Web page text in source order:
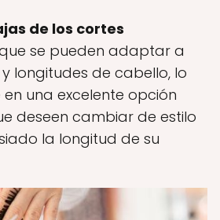
de los cortes
se pueden adaptar a
longitudes de cabello, lo
una excelente opción
deseen cambiar de estilo
la longitud de su